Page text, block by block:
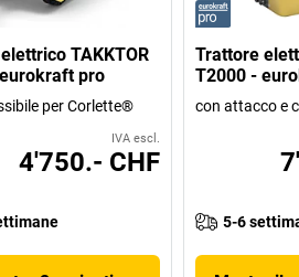
TAKKTOR
pro
per Corlette®
IVA escl.
4'750.- CHF
Trattore
T2000 -
con attacco e
5-6